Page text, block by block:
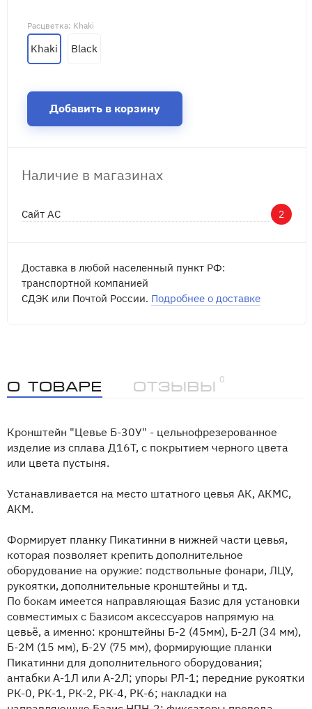
Расцветка: Khaki
Khaki Black
Добавить в корзину
Наличие в магазинах
Сайт АС 2
Доставка в любой населенный пункт РФ:
транспортной компанией
СДЭК или Почтой России. Подробнее о доставке
О товаре Отзывы
0
Кронштейн "Цевье Б-30У" - цельнофрезерованное
изделие из сплава Д16Т, с покрытием черного цвета
или цвета пустыня.
Устанавливается на место штатного цевья АК, АКМС,
АКМ.
Формирует планку Пикатинни в нижней части цевья,
которая позволяет крепить дополнительное
оборудование на оружие: подствольные фонари, ЛЦУ,
рукоятки, дополнительные кронштейны и тд.
По бокам имеется направляющая Базис для установки
совместимых с Базисом аксессуаров напрямую на
цевьё, а именно: кронштейны Б-2 (45мм), Б-2Л (34 мм),
Б-2М (15 мм), Б-2У (75 мм), формирующие планки
Пикатинни для дополнительного оборудования;
антабки А-1Л или А-2Л; упоры РЛ-1; передние рукоятки
РК-0, РК-1, РК-2, РК-4, РК-6; накладки на